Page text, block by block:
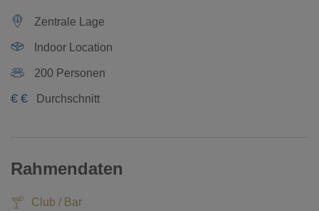
Zentrale Lage
Indoor Location
200 Personen
€ € Durchschnitt
Rahmendaten
Club / Bar